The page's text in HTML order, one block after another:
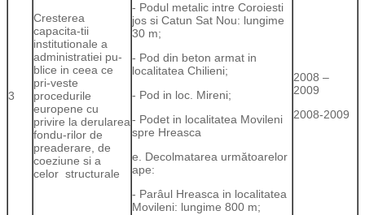
3
Cresterea
capacita-tii
institutionale a
administratiei pu-
blice in ceea ce
pri-veste
procedurile
europene cu
privire la derularea
fondu-rilor de
preaderare, de
coeziune si a
celor structurale
- Podul metalic intre Coroiesti
jos si Catun Sat Nou: lungime
30 m;
- Pod din beton armat in
localitatea Chilieni;
- Pod in loc. Mireni;
- Podet in localitatea Movileni
spre Hreasca
e. Decolmatarea următoarelor
ape:
- Parâul Hreasca in localitatea
Movileni: lungime 800 m;
2008 –
2009
2008-2009